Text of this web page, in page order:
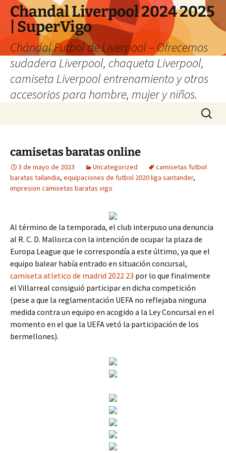
Chandal Liverpool 2024 2025
| SuperVigo
Chándal Futbol de Liverpool – Ofrecemos
sudadera Liverpool, chaqueta Liverpool,
camiseta Liverpool entrenamiento y otros
accesorios para hombre, mujer y niños.
Buscar:
camisetas baratas online
3 de mayo de 2023 Uncategorized
camisetas futbol
baratas tailandia, equipaciones de futbol 2020 liga santander,
impresion camisetas baratas vigo
Al término de la temporada, el club interpuso una denuncia
al R. C. D. Mallorca con la intención de ocupar la plaza de
Europa League que le correspondía a este último, ya que el
equipo balear había entrado en situación concursal,
camiseta atletico de madrid 2022 23 por lo que finalmente
el Villarreal consiguió participar en dicha competición
(pese a que la reglamentación UEFA no reflejaba ninguna
medida contra un equipo en acogido a la Ley Concursal en el
momento en el que la UEFA vetó la participación de los
bermellones).